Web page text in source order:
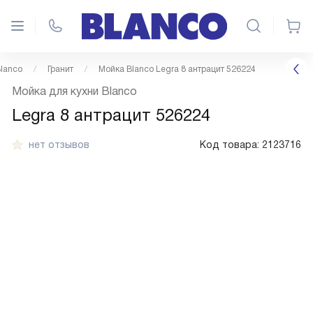
Гранит Мойка Blanco Legra 8 антрацит 526224
нет отзывов Код товара: 2123716
Мойка для кухни Blanco
Legra 8 антрацит 526224